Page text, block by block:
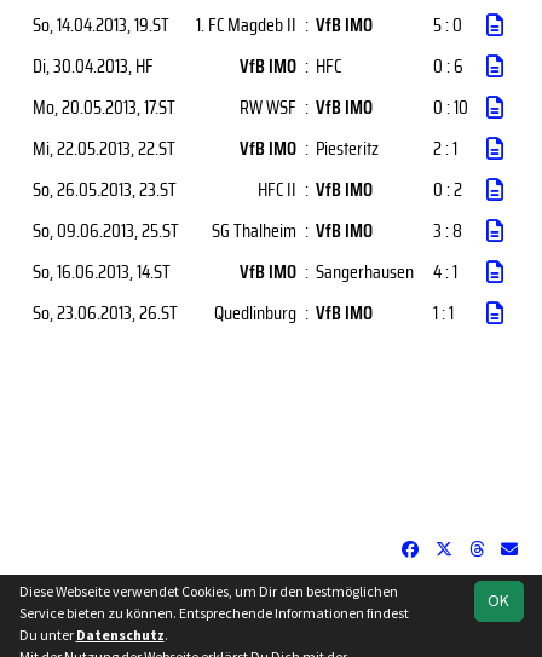
So, 14.04.2013, 19.ST 1. FC Magdeb II : VfB IMO
5 : 0
Di, 30.04.2013, HF VfB IMO : HFC
0 : 6
Mo, 20.05.2013, 17.ST RW WSF : VfB IMO
0 : 10
Mi, 22.05.2013, 22.ST VfB IMO : Piesteritz
2 : 1
So, 26.05.2013, 23.ST HFC II : VfB IMO
0 : 2
So, 09.06.2013, 25.ST SG Thalheim : VfB IMO
3 : 8
So, 16.06.2013, 14.ST VfB IMO : Sangerhausen
4 : 1
So, 23.06.2013, 26.ST Quedlinburg : VfB IMO 1 : 1
soccero.de OK
Diese Webseite verwendet Cookies, um Dir den bestmöglichen
Service bieten zu können. Entsprechende Informationen findest
Du unter Datenschutz.